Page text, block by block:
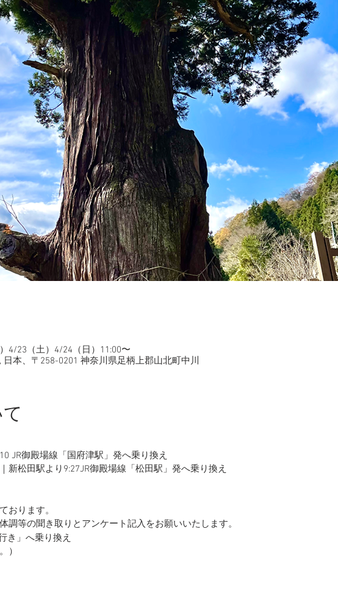
4/23（土）4/24（日）11:00〜
本、〒258-0201 神奈川県足柄上郡山北町中川
JR御殿場線「国府津駅」発へ乗り換え
松田駅より9:27JR御殿場線「松田駅」発へ乗り換え
ります。
の聞き取りとアンケート記入をお願いいたします。
き」へ乗り換え